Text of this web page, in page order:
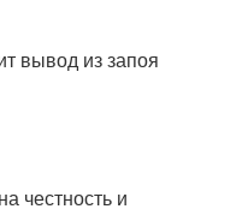
вывод из запоя
честность и